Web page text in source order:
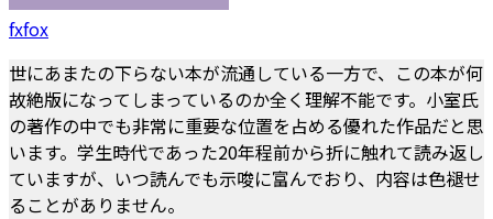
fxfox
世にあまたの下らない本が流通している一方で、この本が何
故絶版になってしまっているのか全く理解不能です。小室氏
の著作の中でも非常に重要な位置を占める優れた作品だと思
います。学生時代であった20年程前から折に触れて読み返し
ていますが、いつ読んでも示唆に富んでおり、内容は色褪せ
ることがありません。